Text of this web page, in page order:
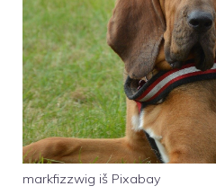
markfizzwig iš Pixabay